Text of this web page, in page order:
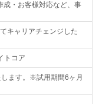
成・お客様対応など、事
キャリアチェンジした
トコア
ます。※試用期間6ヶ月